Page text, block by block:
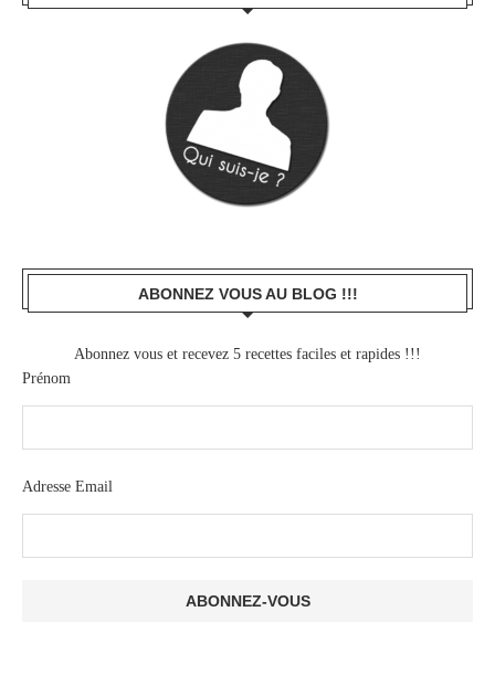
ABONNEZ VOUS AU BLOG !!!
Abonnez vous et recevez 5 recettes faciles et rapides !!!
Prénom
Adresse Email